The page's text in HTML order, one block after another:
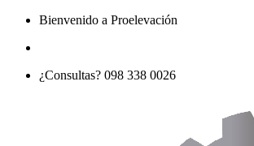
Bienvenido a Proelevación
¿Consultas? 098 338 0026